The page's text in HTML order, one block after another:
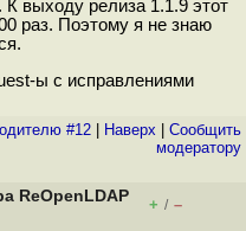
К выходу релиза 1.1.9 этот
раз. Поэтому я не знаю
ы с исправлениями
#12 Наверх
Cообщить
модератору
ReOpenLDAP
+ / –